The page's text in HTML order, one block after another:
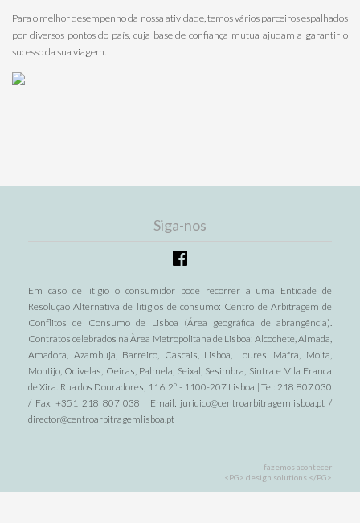
Para o melhor desempenho da nossa atividade, temos vários parceiros espalhados
por diversos pontos do país, cuja base de confiança mutua ajudam a garantir o
sucesso da sua viagem.
Siga-nos
Em caso de litígio o consumidor pode recorrer a uma Entidade de
Resolução Alternativa de litígios de consumo: Centro de Arbitragem de
Conflitos de Consumo de Lisboa (Área geográfica de abrangência).
Contratos celebrados na Àrea Metropolitana de Lisboa: Alcochete, Almada,
Amadora, Azambuja, Barreiro, Cascais, Lisboa, Loures. Mafra, Moita,
Montijo, Odivelas, Oeiras, Palmela, Seixal, Sesimbra, Sintra e Vila Franca
de Xira. Rua dos Douradores, 116. 2º - 1100-207 Lisboa | Tel: 218 807 030
/ Fax: +351 218 807 038 | Email: juridico@centroarbitragemlisboa.pt /
director@centroarbitragemlisboa.pt
fazemos acontecer
<PG> design solutions </PG>